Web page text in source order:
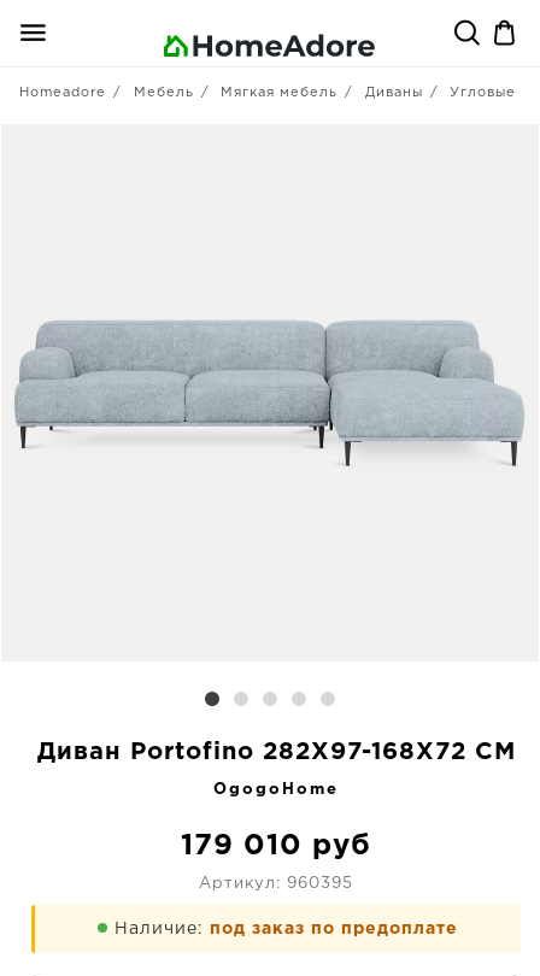
Homeadore Мебель Мягкая мебель Диваны Угловые
Диван Portofino 282X97-168X72 CM
OgogoHome
179 010 руб
Артикул: 960395
Наличие: под заказ по предоплате